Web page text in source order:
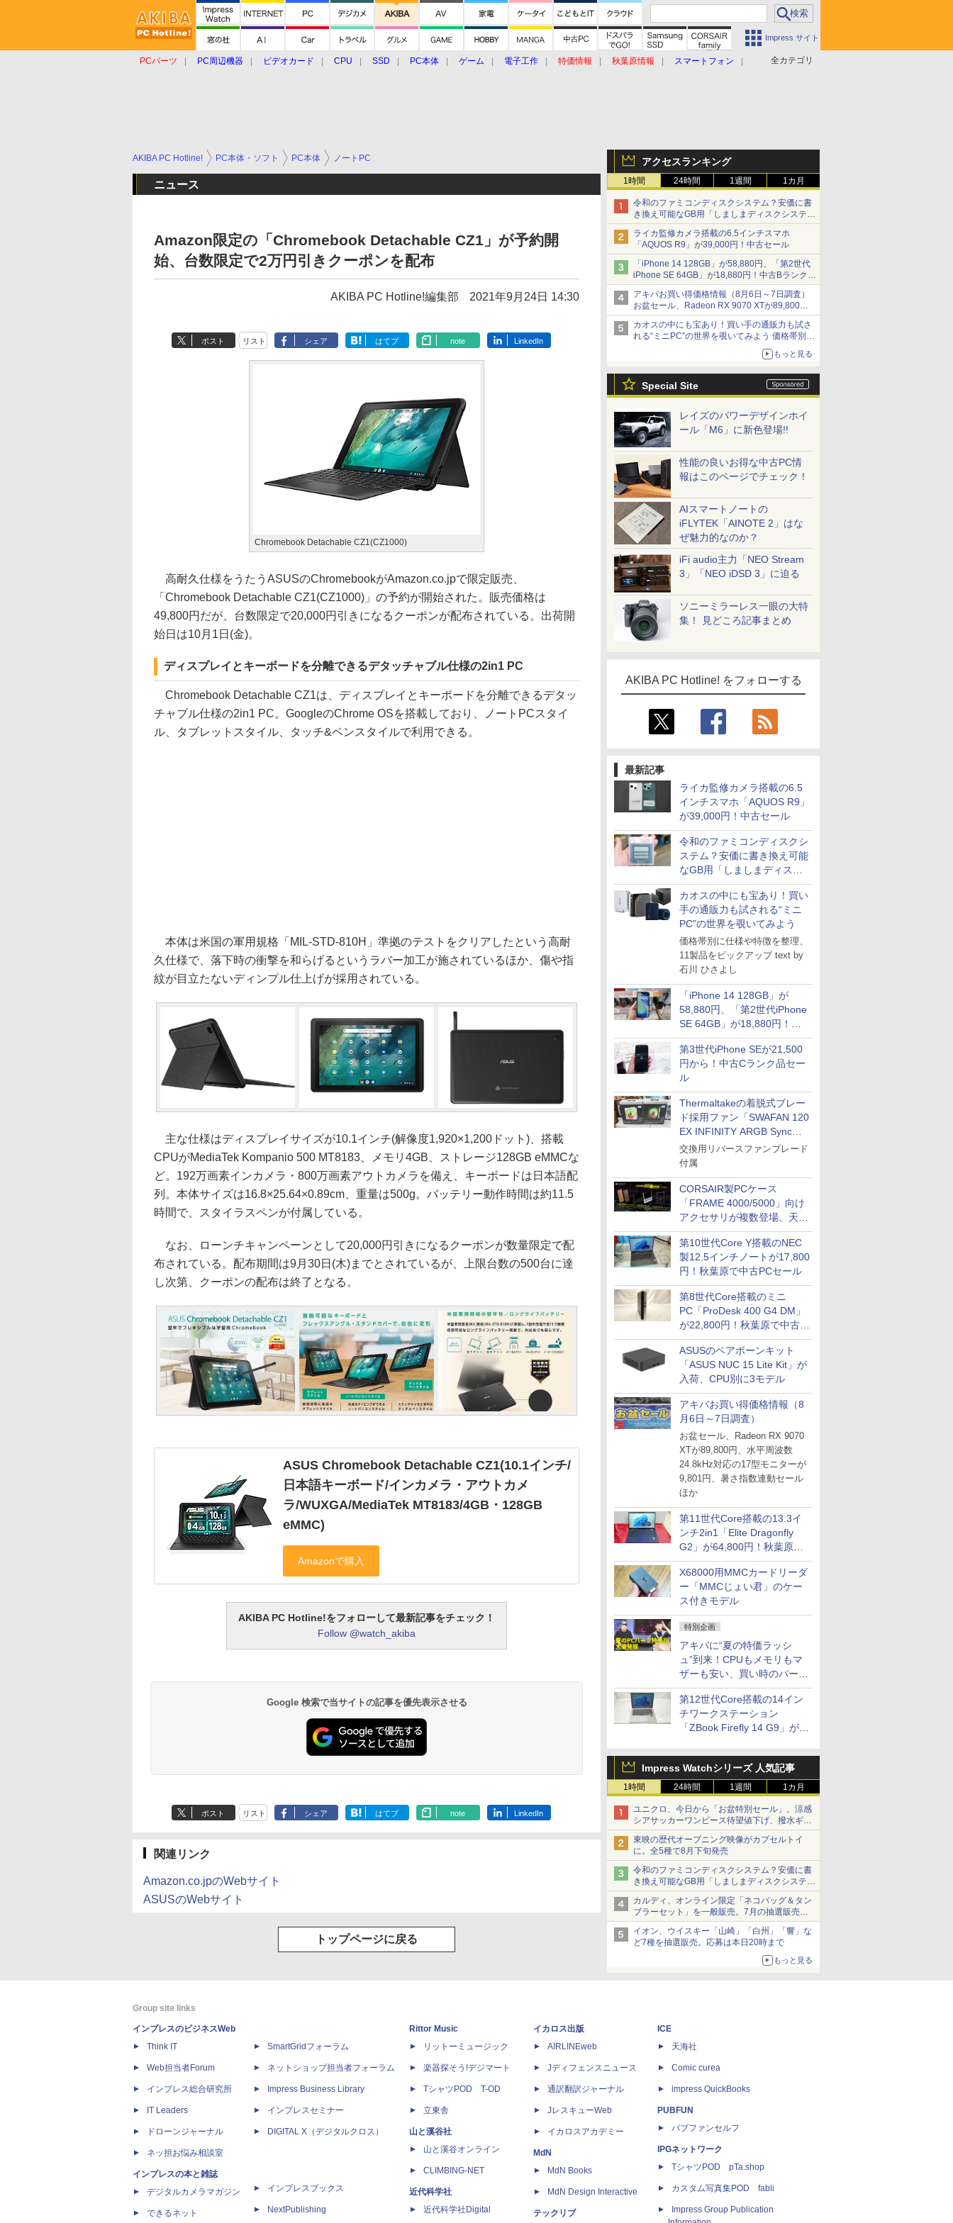
Impress サイト
全カテゴリ
PCパーツ PC周辺機器 ビデオカード CPU SSD PC本体 ゲーム 電子工作 特価情報 秋葉原情報
スマートフォン
アクセスランキング
1時間 24時間 1週間 1カ月
令和のファミコンディスクシステム？安価に書
き換え可能なGB用「しましまディスクシステ
ム」
ライカ監修カメラ搭載の6.5インチスマホ
「AQUOS R9」が39,000円！中古セール
「iPhone 14 128GB」が58,880円、「第2世代
iPhone SE 64GB」が18,880円！中古Bランク品
セール
アキバお買い得価格情報（8月6日～7日調査）
お盆セール、Radeon RX 9070 XTが89,800
円、水平周波数24.8kHz対応の17型モニターが
9,801円、暑さ指数連動セール ほか
カオスの中にも宝あり！買い手の通販力も試さ
れる“ミニPC”の世界を覗いてみよう 価格帯別に
仕様や特徴を整理、11製品をピックアップ text
もっと見る
Special Site
レイズのパワーデザインホイ
ール「M6」に新色登場!!
性能の良いお得な中古PC情
報はこのページでチェック！
AIスマートノートの
iFLYTEK「AINOTE 2」はな
ぜ魅力的なのか？
iFi audio主力「NEO Stream
3」「NEO iDSD 3」に迫る
ソニーミラーレス一眼の大特
集！ 見どころ記事まとめ
AKIBA PC Hotline! をフォローする
最新記事
ライカ監修カメラ搭載の6.5
インチスマホ「AQUOS R9」
が39,000円！中古セール
令和のファミコンディスクシ
ステム？安価に書き換え可能
なGB用「しましまディスク
システム」
カオスの中にも宝あり！買い
手の通販力も試される“ミニ
PC”の世界を覗いてみよう
価格帯別に仕様や特徴を整理、
11製品をピックアップ text by
石川 ひさよし
「iPhone 14 128GB」が
58,880円、「第2世代iPhone
SE 64GB」が18,880円！中
古Bランク品セール
第3世代iPhone SEが21,500
円から！中古Cランク品セー
ル
Thermaltakeの着脱式ブレー
ド採用ファン「SWAFAN 120
EX INFINITY ARGB Sync」
に単品パッケージ
交換用リバースファンブレード
付属
CORSAIR製PCケース
「FRAME 4000/5000」向け
アクセサリが複数登場、天然
木製パネルや背面コネクタ対
応トレイなど
第10世代Core Y搭載のNEC
製12.5インチノートが17,800
円！秋葉原で中古PCセール
第8世代Core搭載のミニ
PC「ProDesk 400 G4 DM」
が22,800円！秋葉原で中古
PCセール
ASUSのベアボーンキット
「ASUS NUC 15 Lite Kit」が
入荷、CPU別に3モデル
アキバお買い得価格情報（8
月6日～7日調査）
お盆セール、Radeon RX 9070
XTが89,800円、水平周波数
24.8kHz対応の17型モニターが
9,801円、暑さ指数連動セール
ほか
第11世代Core搭載の13.3イ
ンチ2in1「Elite Dragonfly
G2」が64,800円！秋葉原で
中古PCセール
X68000用MMCカードリーダ
ー「MMCじょい君」のケー
ス付きモデル
特別企画
アキバに“夏の特価ラッシ
ュ”到来！CPUもメモリもマ
ザーも安い、買い時のパーツ
は？【8月7日(金)22時配信】
第12世代Core搭載の14イン
チワークステーション
「ZBook Firefly 14 G9」が
セール
Impress Watchシリーズ 人気記事
1時間 24時間 1週間 1カ月
ユニクロ、今日から「お盆特別セール」。涼感
シアサッカーワンピース待望値下げ、撥水ギア
ショーツは1990円に
東映の歴代オープニング映像がカプセルトイ
に。全5種で8月下旬発売
令和のファミコンディスクシステム？安価に書
き換え可能なGB用「しましまディスクシステ
ム」
カルディ、オンライン限定「ネコバッグ＆タン
ブラーセット」を一般販売。7月の抽選販売の
当選無効分
イオン、ウイスキー「山崎」「白州」「響」な
ど7種を抽選販売。応募は本日20時まで
もっと見る
AKIBA PC Hotline! PC本体・ソフト PC本体 ノートPC
ニュース
Amazon限定の「Chromebook Detachable CZ1」が予約開
始、台数限定で2万円引きクーポンを配布
AKIBA PC Hotline!編集部 2021年9月24日 14:30
ポスト リスト シェア はてブ note LinkedIn
Chromebook Detachable CZ1(CZ1000)
高耐久仕様をうたうASUSのChromebookがAmazon.co.jpで限定販売、
「Chromebook Detachable CZ1(CZ1000)」の予約が開始された。販売価格は
49,800円だが、台数限定で20,000円引きになるクーポンが配布されている。出荷開
始日は10月1日(金)。
ディスプレイとキーボードを分離できるデタッチャブル仕様の2in1 PC
Chromebook Detachable CZ1は、ディスプレイとキーボードを分離できるデタッ
チャブル仕様の2in1 PC。GoogleのChrome OSを搭載しており、ノートPCスタイ
ル、タブレットスタイル、タッチ&ペンスタイルで利用できる。
本体は米国の軍用規格「MIL-STD-810H」準拠のテストをクリアしたという高耐
久仕様で、落下時の衝撃を和らげるというラバー加工が施されているほか、傷や指
紋が目立たないディンプル仕上げが採用されている。
主な仕様はディスプレイサイズが10.1インチ(解像度1,920×1,200ドット)、搭載
CPUがMediaTek Kompanio 500 MT8183、メモリ4GB、ストレージ128GB eMMCな
ど。192万画素インカメラ・800万画素アウトカメラを備え、キーボードは日本語配
列。本体サイズは16.8×25.64×0.89cm、重量は500g。バッテリー動作時間は約11.5
時間で、スタイラスペンが付属している。
なお、ローンチキャンペーンとして20,000円引きになるクーポンが数量限定で配
布されている。配布期間は9月30日(木)までとされているが、上限台数の500台に達
し次第、クーポンの配布は終了となる。
ASUS Chromebook Detachable CZ1(10.1インチ/
日本語キーボード/インカメラ・アウトカメ
ラ/WUXGA/MediaTek MT8183/4GB・128GB
eMMC)
AKIBA PC Hotline!をフォローして最新記事をチェック！
Follow @watch_akiba
Google 検索で当サイトの記事を優先表示させる
ポスト リスト シェア はてブ note LinkedIn
関連リンク
Amazon.co.jpのWebサイト
ASUSのWebサイト
トップページに戻る
Group site links
インプレスのビジネスWeb
Think IT
Web担当者Forum
インプレス総合研究所
IT Leaders
ドローンジャーナル
ネッ担お悩み相談室
インプレスの本と雑誌
デジタルカメラマガジン
できるネット
SmartGridフォーラム
ネットショップ担当者フォーラム
Impress Business Library
インプレスセミナー
DIGITAL X（デジタルクロス）
インプレスブックス
NextPublishing
Rittor Music
リットーミュージック
楽器探そう!デジマート
TシャツPOD T-OD
立東舎
山と溪谷社
山と溪谷オンライン
CLIMBING-NET
近代科学社
近代科学社Digital
イカロス出版
AIRLINEweb
Jディフェンスニュース
通訳翻訳ジャーナル
JレスキューWeb
イカロスアカデミー
MdN
MdN Books
MdN Design Interactive
テックリブ
ICE
天海社
Comic curea
impress QuickBooks
PUBFUN
パブファンセルフ
IPGネットワーク
TシャツPOD pTa.shop
カスタム写真集POD fabli
Impress Group Publication